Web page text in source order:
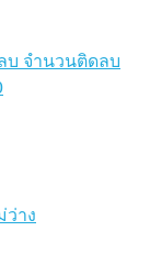
บ จำนวนติดลบ
ว่าง